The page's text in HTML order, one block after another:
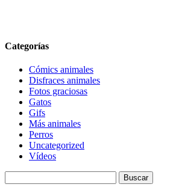
Categorías
Cómics animales
Disfraces animales
Fotos graciosas
Gatos
Gifs
Más animales
Perros
Uncategorized
Vídeos